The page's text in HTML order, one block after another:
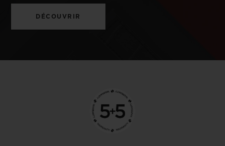
DÉCOUVRIR